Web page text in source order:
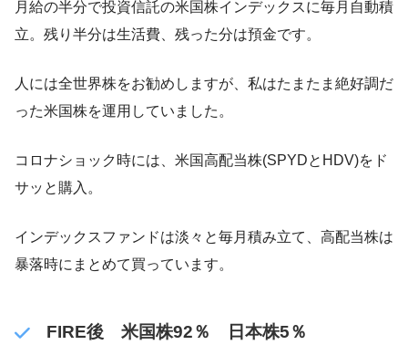
月給の半分で投資信託の米国株インデックスに毎月自動積
立。残り半分は生活費、残った分は預金です。
人には全世界株をお勧めしますが、私はたまたま絶好調だ
った米国株を運用していました。
コロナショック時には、米国高配当株(SPYDとHDV)をド
サッと購入。
インデックスファンドは淡々と毎月積み立て、高配当株は
暴落時にまとめて買っています。
FIRE後 米国株92％ 日本株5％